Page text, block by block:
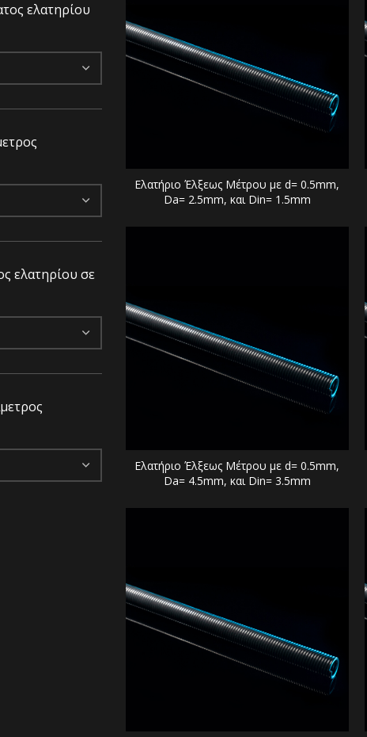
ελατηρίου
ελατηρίου σε
Ελατήριο Έλξεως Μέτρου με d= 0.5mm,
Da= 2.5mm, και Din= 1.5mm
Ελατήριο Έλξεως Μέτρου με d= 0.5mm,
Da= 4.5mm, και Din= 3.5mm